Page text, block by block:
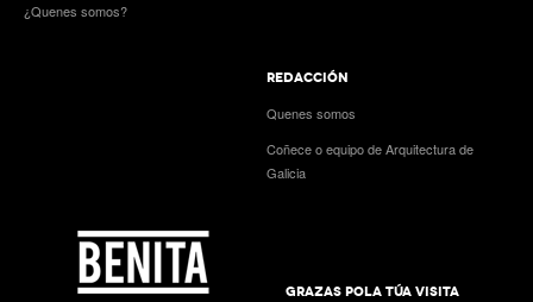
¿Quenes somos?
REDACCIÓN
Quenes somos
Coñece o equipo de Arquitectura de
Galicia
GRAZAS POLA TÚA VISITA